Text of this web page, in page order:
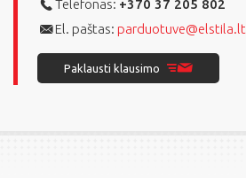
Telefonas: +370 37 205 802
El. paštas: parduotuve@elstila.lt
Paklausti klausimo